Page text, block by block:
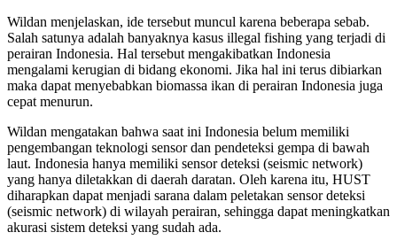
Wildan menjelaskan, ide tersebut muncul karena beberapa sebab.
Salah satunya adalah banyaknya kasus illegal fishing yang terjadi di
perairan Indonesia. Hal tersebut mengakibatkan Indonesia
mengalami kerugian di bidang ekonomi. Jika hal ini terus dibiarkan
maka dapat menyebabkan biomassa ikan di perairan Indonesia juga
cepat menurun.
Wildan mengatakan bahwa saat ini Indonesia belum memiliki
pengembangan teknologi sensor dan pendeteksi gempa di bawah
laut. Indonesia hanya memiliki sensor deteksi (seismic network)
yang hanya diletakkan di daerah daratan. Oleh karena itu, HUST
diharapkan dapat menjadi sarana dalam peletakan sensor deteksi
(seismic network) di wilayah perairan, sehingga dapat meningkatkan
akurasi sistem deteksi yang sudah ada.